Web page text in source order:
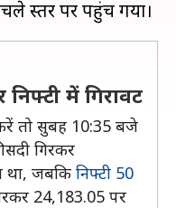
में गिरावट
तो सुबह 10:35 बजे
गिरकर
था, जबकि निफ्टी 50
24,183.05 पर